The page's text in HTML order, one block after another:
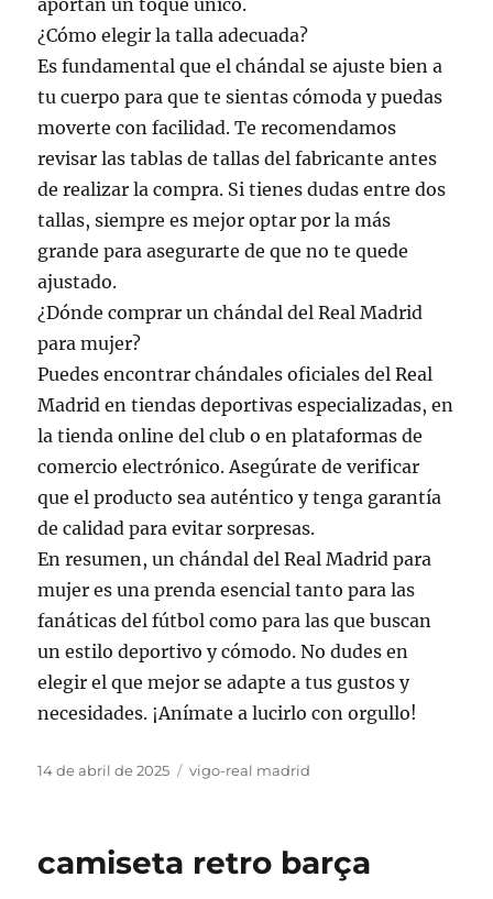
aportan un toque único.
¿Cómo elegir la talla adecuada?
Es fundamental que el chándal se ajuste bien a
tu cuerpo para que te sientas cómoda y puedas
moverte con facilidad. Te recomendamos
revisar las tablas de tallas del fabricante antes
de realizar la compra. Si tienes dudas entre dos
tallas, siempre es mejor optar por la más
grande para asegurarte de que no te quede
ajustado.
¿Dónde comprar un chándal del Real Madrid
para mujer?
Puedes encontrar chándales oficiales del Real
Madrid en tiendas deportivas especializadas, en
la tienda online del club o en plataformas de
comercio electrónico. Asegúrate de verificar
que el producto sea auténtico y tenga garantía
de calidad para evitar sorpresas.
En resumen, un chándal del Real Madrid para
mujer es una prenda esencial tanto para las
fanáticas del fútbol como para las que buscan
un estilo deportivo y cómodo. No dudes en
elegir el que mejor se adapte a tus gustos y
necesidades. ¡Anímate a lucirlo con orgullo!
Publicado
14 de abril de 2025 Categorías
vigo-real madrid
camiseta retro barça